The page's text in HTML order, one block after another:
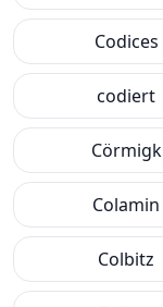
Codices
codiert
Cörmigk
Colamin
Colbitz